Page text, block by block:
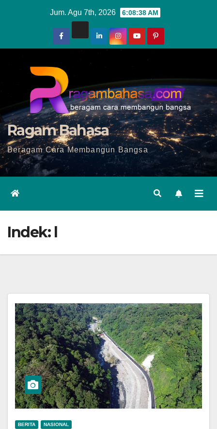
Jum. Agu 7th, 2026 6:08:40 AM
Ragam Bahasa
Beragam Cara Membangun Bangsa
Indek: l
BERITA NASIONAL